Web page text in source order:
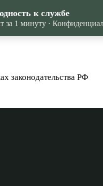
законодательства РФ
к службе
за 1 минуту ·